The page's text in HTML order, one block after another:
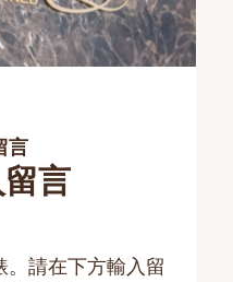
言
言
。請在下方輸入留